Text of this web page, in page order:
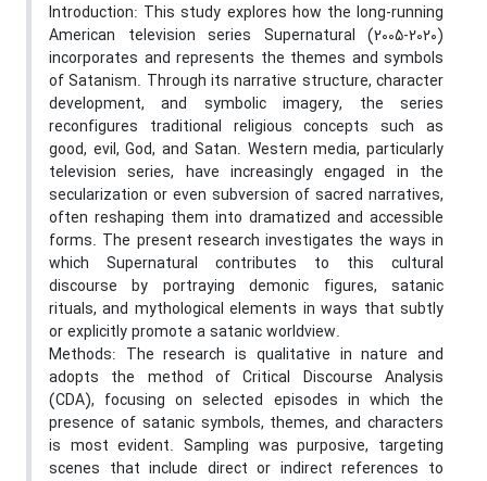
Introduction: This study explores how the long-running
American television series Supernatural (2005-2020)
incorporates and represents the themes and symbols
of Satanism. Through its narrative structure, character
development, and symbolic imagery, the series
reconfigures traditional religious concepts such as
good, evil, God, and Satan. Western media, particularly
television series, have increasingly engaged in the
secularization or even subversion of sacred narratives,
often reshaping them into dramatized and accessible
forms. The present research investigates the ways in
which Supernatural contributes to this cultural
discourse by portraying demonic figures, satanic
rituals, and mythological elements in ways that subtly
or explicitly promote a satanic worldview.
Methods: The research is qualitative in nature and
adopts the method of Critical Discourse Analysis
(CDA), focusing on selected episodes in which the
presence of satanic symbols, themes, and characters
is most evident. Sampling was purposive, targeting
scenes that include direct or indirect references to